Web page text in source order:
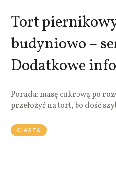
Tort
budyniowo –
Dodatkowe
Porada: masę cukrową po
przełożyć na tort, bo dość
CIASTA